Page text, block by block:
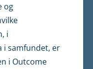
og
i
i samfundet, er
i Outcome